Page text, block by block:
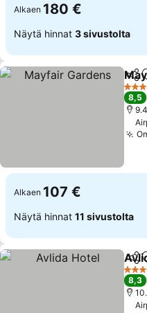
Alkaen 180 €
Näytä hinnat 3 sivustolta
Jaa
3
8,5
Alkaen 107 €
Näytä hinnat 11 sivustolta
Jaa
4
8,3